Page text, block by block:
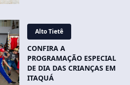
Alto Tietê
CONFIRA A
PROGRAMAÇÃO ESPECIAL
DE DIA DAS CRIANÇAS EM
ITAQUÁ